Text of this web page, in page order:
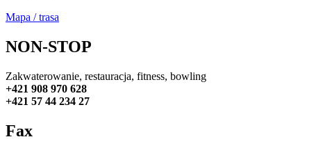
Mapa / trasa
NON-STOP
Zakwaterowanie, restauracja, fitness, bowling
+421 908 970 628
+421 57 44 234 27
Fax